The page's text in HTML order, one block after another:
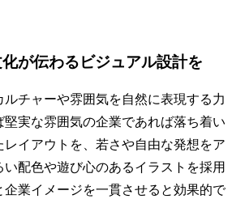
が伝わるビジュアル設計を
チャーや雰囲気を自然に表現する力
実な雰囲気の企業であれば落ち着い
イアウトを、若さや自由な発想をア
い配色や遊び心のあるイラストを採用
業イメージを一貫させると効果的で